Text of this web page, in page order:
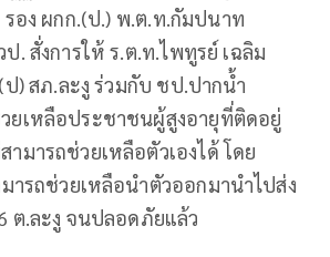
อง ผกก.(ป.) พ.ต.ท.กัมปนาท
. สั่งการให้ ร.ต.ท.ไพทูรย์ เฉลิม
) สภ.ละงู ร่วมกับ ชป.ปากน้ำ
ยเหลือประชาชนผู้สูงอายุที่ติดอยู่
มารถช่วยเหลือตัวเองได้ โดย
ารถช่วยเหลือนำตัวออกมานำไปส่ง
ต.ละงู จนปลอดภัยแล้ว